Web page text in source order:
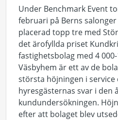
Under Benchmark Event
februari på Berns
placerad topp tre med
det ärofyllda priset
fastighetsbolag med 4
Väsbyhem är ett av de
största höjningen i
hyresgästernas svar i den
kundundersökningen.
efter att bolaget blev